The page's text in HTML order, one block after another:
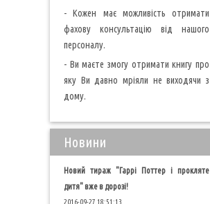
- Кожен має можливість отримати
фахову консультацію від нашого
персоналу.
- Ви маєте змогу отримати книгу про
яку Ви давно мріяли не виходячи з
дому.
Новини
Новий тираж "Гаррі Поттер і прокляте
дитя" вже в дорозі!
2016-09-27 18:51:13